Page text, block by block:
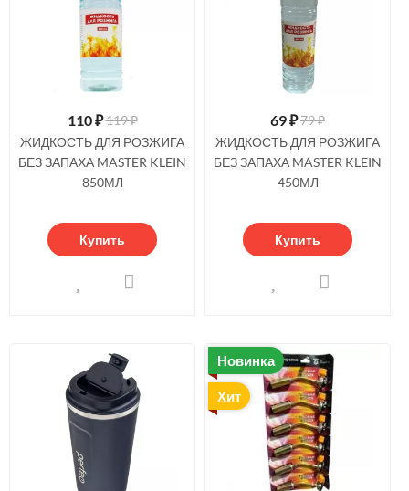
110₽119 ₽
ЖИДКОСТЬ ДЛЯ РОЗЖИГА
БЕЗ ЗАПАХА MASTER KLEIN
850МЛ
Купить
69₽79 ₽
ЖИДКОСТЬ ДЛЯ РОЗЖИГА
БЕЗ ЗАПАХА MASTER KLEIN
450МЛ
Купить
Новинка
Хит